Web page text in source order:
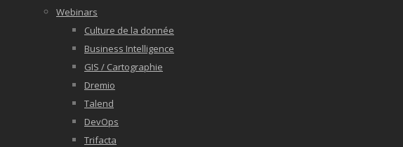
Webinars
Culture de la donnée
Business Intelligence
GIS / Cartographie
Dremio
Talend
DevOps
Trifacta